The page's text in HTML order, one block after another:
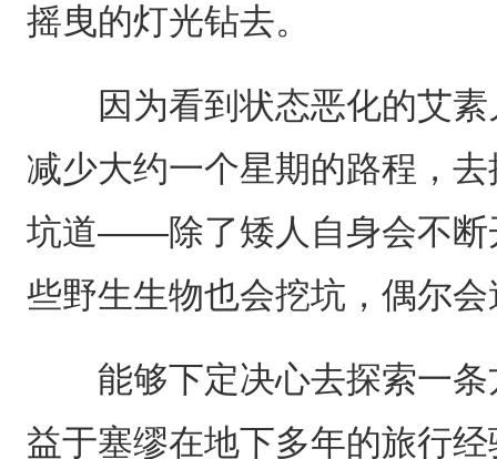
摇曳的灯光钻去。
因为看到状态恶化的艾素
减少大约一个星期的路程，
坑道——除了矮人自身会不断
些野生生物也会挖坑，偶尔
能够下定决心去探索一条
益于塞缪在地下多年的旅行